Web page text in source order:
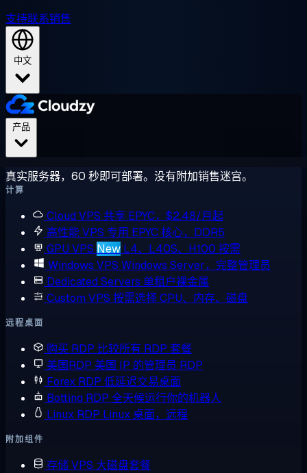
支持联系销售
中文
真实服务器，60 秒即可部署。没有附加销售迷宫。
计算
Cloud VPS 共享 EPYC，$2.48/月起
高性能 VPS 专用 EPYC 核心，DDR5
GPU VPS New L4、L40S、H100 按需
Windows VPS Windows Server，完整管理员
Dedicated Servers 单租户裸金属
Custom VPS 按需选择 CPU、内存、磁盘
远程桌面
购买 RDP 比较所有 RDP 套餐
美国RDP 美国 IP 的管理员 RDP
Forex RDP 低延迟交易桌面
Botting RDP 全天候运行你的机器人
Linux RDP Linux 桌面，远程
附加组件
存储 VPS 大磁盘套餐